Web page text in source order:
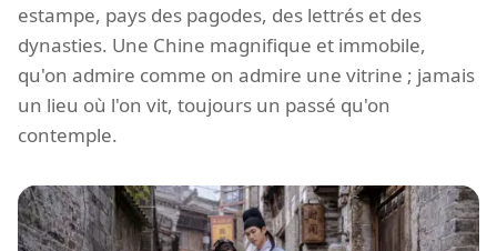
estampe, pays des pagodes, des lettrés et des
dynasties. Une Chine magnifique et immobile,
qu'on admire comme on admire une vitrine ; jamais
un lieu où l'on vit, toujours un passé qu'on
contemple.